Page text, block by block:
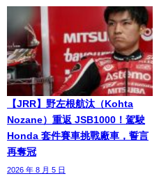
【JRR】野左根航汰（Kohta
Nozane）重返 JSB1000！駕駛
Honda 套件賽車挑戰廠車，誓言
再奪冠
2026 年 8 月 5 日